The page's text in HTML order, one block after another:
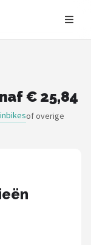
€ 25,84
of overige